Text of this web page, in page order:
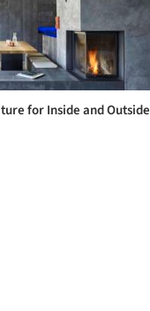
for Inside and Outside